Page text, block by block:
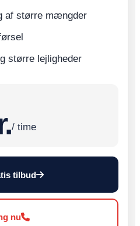
af større mængder
større lejligheder
/ time
tilbud
nu